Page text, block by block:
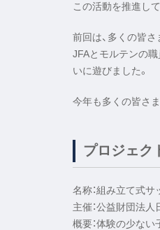
この活動を推進して
前回は、多くの皆
JFAとモルテンの
いに遊びました。
今年も多くの皆さ
プロジェク
名称：組み立て式
主催：公益財団法
概要：体験の少な